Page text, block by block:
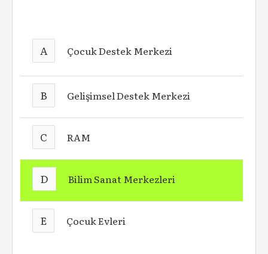
A Çocuk Destek Merkezi
B Gelişimsel Destek Merkezi
C RAM
D Bilim Sanat Merkezleri
E Çocuk Evleri